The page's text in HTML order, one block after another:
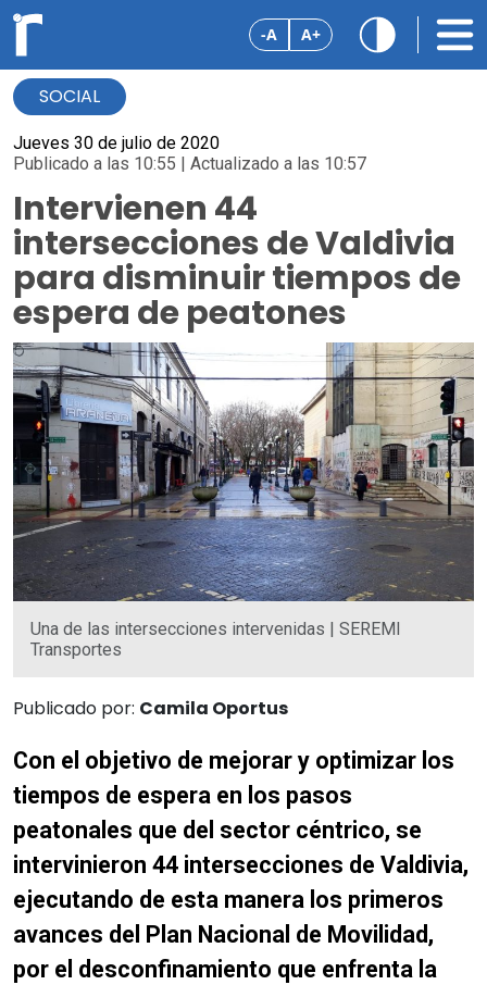
-A A+
SOCIAL
Jueves 30 de julio de 2020
Publicado a las 10:55 | Actualizado a las 10:57
Intervienen 44
intersecciones de Valdivia
para disminuir tiempos de
espera de peatones
Una de las intersecciones intervenidas | SEREMI
Transportes
Publicado por: Camila Oportus
Con el objetivo de mejorar y optimizar los
tiempos de espera en los pasos
peatonales que del sector céntrico, se
intervinieron 44 intersecciones de Valdivia,
ejecutando de esta manera los primeros
avances del Plan Nacional de Movilidad,
por el desconfinamiento que enfrenta la